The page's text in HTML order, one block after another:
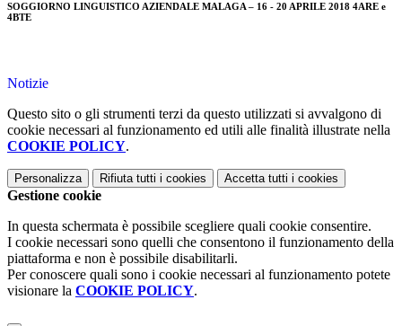
SOGGIORNO LINGUISTICO AZIENDALE MALAGA – 16 - 20 APRILE 2018 4ARE e
4BTE
Notizie
Questo sito o gli strumenti terzi da questo utilizzati si avvalgono di
cookie necessari al funzionamento ed utili alle finalità illustrate nella
COOKIE POLICY.
Personalizza Rifiuta tutti i cookies Accetta tutti i cookies
Gestione cookie
In questa schermata è possibile scegliere quali cookie consentire.
I cookie necessari sono quelli che consentono il funzionamento della
piattaforma e non è possibile disabilitarli.
Per conoscere quali sono i cookie necessari al funzionamento potete
visionare la COOKIE POLICY.